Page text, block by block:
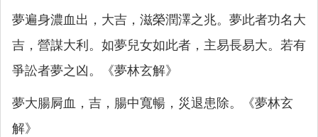
夢遍身濃血出，大吉，滋榮潤澤之兆。夢此者功名大
吉，營謀大利。如夢兒女如此者，主易長易大。若有
爭訟者夢之凶。《夢林玄解》
夢大腸屙血，吉，腸中寬暢，災退患除。《夢林玄
解》